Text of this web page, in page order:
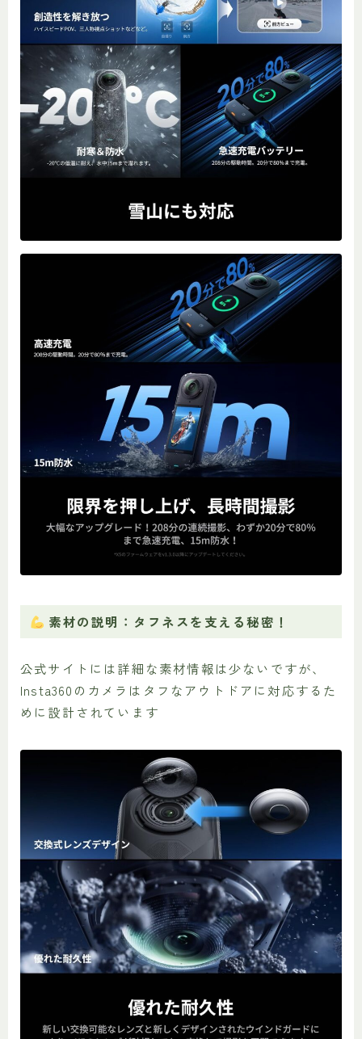
素材の説明：タフネスを支える秘密！
公式サイトには詳細な素材情報は少ないですが、
Insta360のカメラはタフなアウトドアに対応するた
めに設計されています